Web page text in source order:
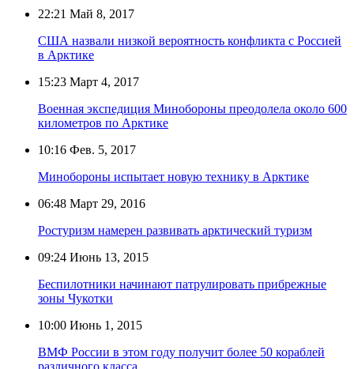
22:21 Май 8, 2017
США назвали низкой вероятность конфликта с Россией
в Арктике
15:23 Март 4, 2017
Военная экспедиция Минобороны преодолела около 600
километров по Арктике
10:16 Фев. 5, 2017
Минобороны испытает новую технику в Арктике
06:48 Март 29, 2016
Ростуризм намерен развивать арктический туризм
09:24 Июнь 13, 2015
Беспилотники начинают патрулировать прибрежные
зоны Чукотки
10:00 Июнь 1, 2015
ВМФ России в этом году получит более 50 кораблей
различного класса